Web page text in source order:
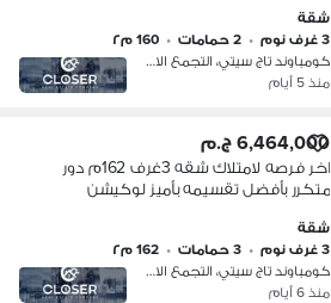
شقة
3 غرف نوم
• 2 حمامات • 160 م٢
كومباوند تاج سيتي، التجمع الاول
منذ 5 أيام
6,464,000 ج.م
اخر فرصه لامتلاك شقه 3غرف 162م دور
متكرر بأفضل تقسيمه بأميز لوكيشن
شقة
3 غرف نوم
• 3 حمامات • 162 م٢
كومباوند تاج سيتي، التجمع الاول
منذ 6 أيام